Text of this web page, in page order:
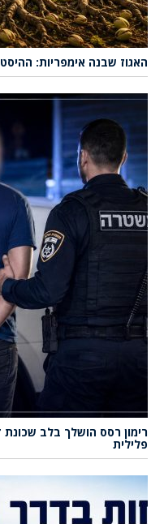
האגוז שבנה אימפריות:
רימון רסס הושלך בלב
פלילית